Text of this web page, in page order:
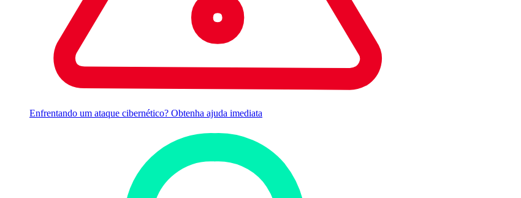
Enfrentando um ataque cibernético? Obtenha ajuda imediata